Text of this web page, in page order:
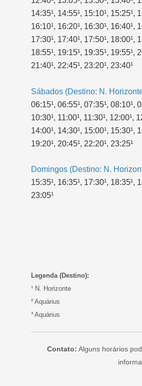
14:35¹, 14:55¹, 15:10¹, 15:25¹,
16:10¹, 16:20¹, 16:30¹, 16:40¹,
17:30¹, 17:40¹, 17:50¹, 18:00¹,
18:55¹, 19:15¹, 19:35¹, 19:55¹,
21:40¹, 22:45¹, 23:20¹, 23:40¹
Sábados (Destino: N.
06:15¹, 06:55¹, 07:35¹, 08:10¹,
10:30¹, 11:00¹, 11:30¹, 12:00¹,
14:00¹, 14:30¹, 15:00¹, 15:30¹,
19:20¹, 20:45¹, 22:20¹, 23:25¹
Domingos (Destino: N.
15:35¹, 16:35¹, 17:30¹, 18:35¹,
23:05¹
Legenda (Destino):
¹ N. Horizonte
² Aquárius
³ Aquárius
Contato: Alguns horários